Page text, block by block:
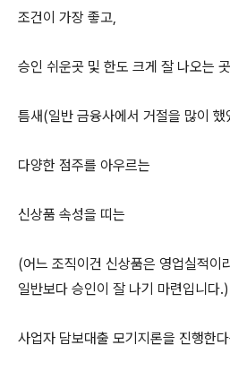
조건이 가장 좋고,
승인 쉬운곳 및 한도 크게 잘 나오는
틈새(일반 금융사에서 거절을 많이
다양한 점주를 아우르는
신상품 속성을 띠는
(어느 조직이건 신상품은 영업실적이
일반보다 승인이 잘 나기 마련입니다.)
사업자 담보대출 모기지론을 진행한